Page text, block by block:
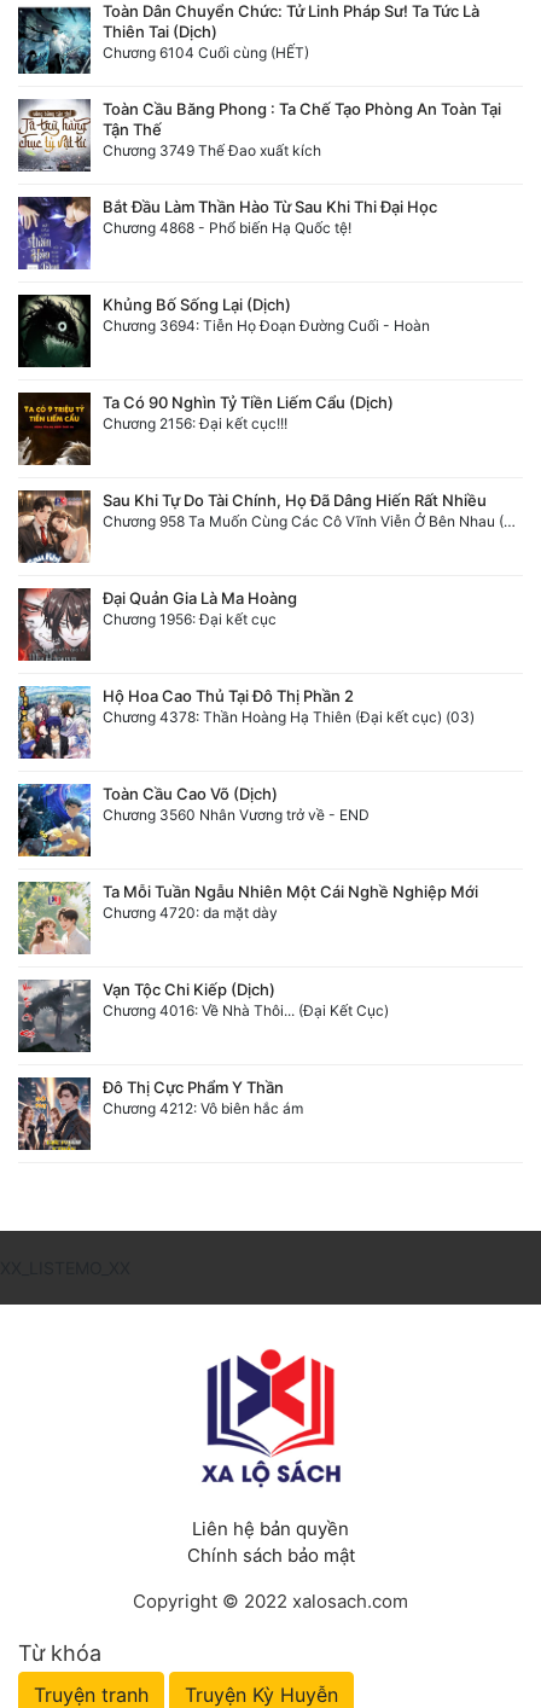
Xây Dựng Thế Lực
Đẹp
Tính Cách Nhân Vật :
Cơ Trí
Sát Phạt Quyết Đoán
Vô Sỉ
Điềm Đạm
Toàn Dân Chuyển Chức: Tử Linh Pháp Sư! Ta Tức Là
Thiên Tai (Dịch)
Chương 6104 Cuối cùng (HẾT)
Toàn Cầu Băng Phong : Ta Chế Tạo Phòng An Toàn Tại
Tận Thế
Chương 3749 Thế Đao xuất kích
Bắt Đầu Làm Thần Hào Từ Sau Khi Thi Đại Học
Chương 4868 - Phổ biến Hạ Quốc tệ!
Khủng Bố Sống Lại (Dịch)
Chương 3694: Tiễn Họ Đoạn Đường Cuối - Hoàn
Ta Có 90 Nghìn Tỷ Tiền Liếm Cẩu (Dịch)
Chương 2156: Đại kết cục!!!
Sau Khi Tự Do Tài Chính, Họ Đã Dâng Hiến Rất Nhiều
Chương 958 Ta Muốn Cùng Các Cô Vĩnh Viễn Ở Bên Nhau (2) Hết
Đại Quản Gia Là Ma Hoàng
Chương 1956: Đại kết cục
Hộ Hoa Cao Thủ Tại Đô Thị Phần 2
Chương 4378: Thần Hoàng Hạ Thiên (Đại kết cục) (03)
Toàn Cầu Cao Võ (Dịch)
Chương 3560 Nhân Vương trở về - END
Ta Mỗi Tuần Ngẫu Nhiên Một Cái Nghề Nghiệp Mới
Chương 4720: da mặt dày
Vạn Tộc Chi Kiếp (Dịch)
Chương 4016: Về Nhà Thôi... (Đại Kết Cục)
Đô Thị Cực Phẩm Y Thần
Chương 4212: Vô biên hắc ám
Liên hệ bản quyền
Chính sách bảo mật
Copyright © 2022 xalosach.com
Từ khóa
Truyện tranh Truyện Kỳ Huyễn